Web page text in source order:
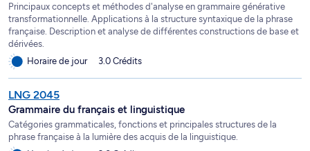
Principaux concepts et méthodes d'analyse en grammaire générative
transformationnelle. Applications à la structure syntaxique de la phrase
française. Description et analyse de différentes constructions de base et
dérivées.
Horaire de jour
3.0 Crédits
LNG 2045
Grammaire du français et linguistique
Catégories grammaticales, fonctions et principales structures de la
phrase française à la lumière des acquis de la linguistique.